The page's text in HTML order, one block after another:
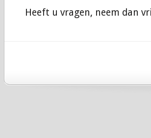
Heeft u vragen, neem dan